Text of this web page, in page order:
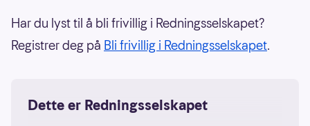
Har du lyst til å bli frivillig i Redningsselskapet?
Registrer deg på Bli frivillig i Redningsselskapet.
Dette er Redningsselskapet